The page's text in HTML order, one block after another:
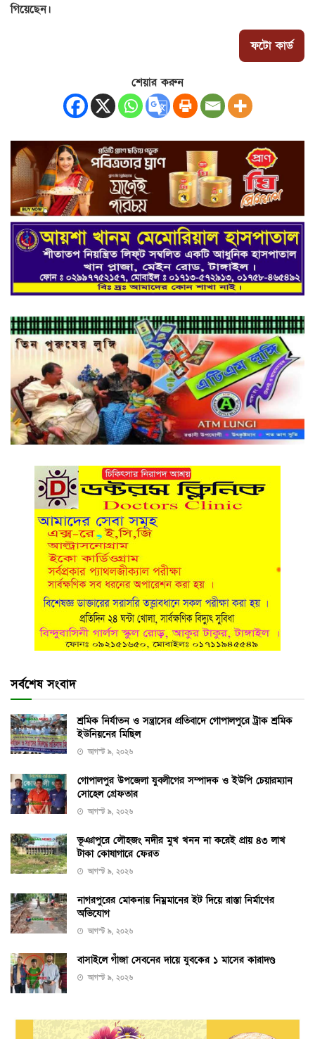
গিয়েছেন।
ফটো কার্ড
শেয়ার করুন
সর্বশেষ সংবাদ
শ্রমিক নির্যাতন ও সন্ত্রাসের প্রতিবাদে গোপালপুরে ট্রাক শ্রমিক
ইউনিয়নের মিছিল
আগস্ট ৯, ২০২৬
গোপালপুর উপজেলা যুবলীগের সম্পাদক ও ইউপি চেয়ারম্যান
সোহেল গ্রেফতার
আগস্ট ৯, ২০২৬
ভূঞাপুরে লৌহজং নদীর মুখ খনন না করেই প্রায় ৪৩ লাখ
টাকা কোষাগারে ফেরত
আগস্ট ৯, ২০২৬
নাগরপুরের মোকনায় নিম্নমানের ইট দিয়ে রাস্তা নির্মাণের
অভিযোগ
আগস্ট ৯, ২০২৬
বাসাইলে গাঁজা সেবনের দায়ে যুবকের ১ মাসের কারাদণ্ড
আগস্ট ৯, ২০২৬